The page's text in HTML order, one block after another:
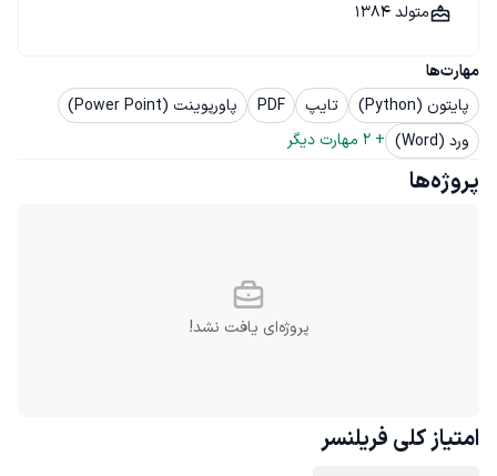
مهارت‌ها
پایتون (Python)
تایپ PDF
پاورپوینت (Power Point)
ورد (Word)
+
2 مهارت دیگر
متولد 1384
پروژه‌ها
پروژه‌ای یافت نشد!
امتیاز کلی فریلنسر